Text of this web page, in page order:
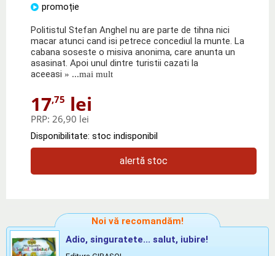
promoție
Politistul Stefan Anghel nu are parte de tihna nici
macar atunci cand isi petrece concediul la munte. La
cabana soseste o misiva anonima, care anunta un
asasinat. Apoi unul dintre turistii cazati la
aceeasi » ...mai mult
17,75 lei
PRP: 26,90 lei
Disponibilitate: stoc indisponibil
alertă stoc
Noi vă recomandăm!
Adio, singuratete... salut, iubire!